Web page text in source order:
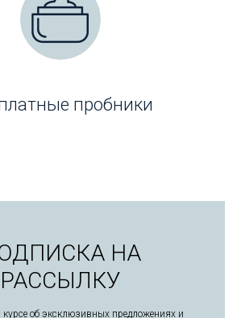
пробники
НА
РАССЫЛКУ
курсе об эксклюзивных предложениях и